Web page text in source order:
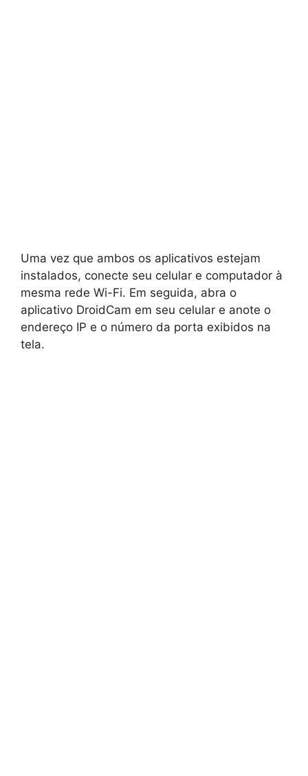
Uma vez que ambos os aplicativos estejam
instalados, conecte seu celular e computador à
mesma rede Wi-Fi. Em seguida, abra o
aplicativo DroidCam em seu celular e anote o
endereço IP e o número da porta exibidos na
tela.